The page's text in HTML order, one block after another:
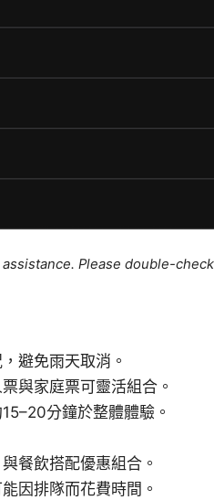
Please double-
避免雨天取消。
與家庭票可靈活組合。
分鐘於整體體驗。
餐飲搭配優惠組合。
因排隊而花費時間。